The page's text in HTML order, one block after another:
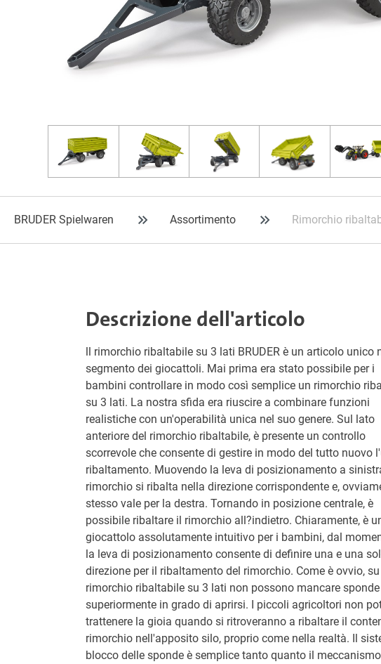
BRUDER Spielwaren Assortimento Rimorchio
Descrizione dell'articolo
ll rimorchio ribaltabile su 3 lati BRUDER è un articolo unico
segmento dei giocattoli. Mai prima era stato possibile per i
bambini controllare in modo così semplice un rimorchio
su 3 lati. La nostra sfida era riuscire a combinare funzioni
realistiche con un'operabilità unica nel suo genere. Sul lato
anteriore del rimorchio ribaltabile, è presente un controllo
scorrevole che consente di gestire in modo del tutto nuovo
ribaltamento. Muovendo la leva di posizionamento a
rimorchio si ribalta nella direzione corrispondente e,
stesso vale per la destra. Tornando in posizione centrale, è
possibile ribaltare il rimorchio all?indietro. Chiaramente, è
giocattolo assolutamente intuitivo per i bambini, dal
la leva di posizionamento consente di definire una e una
direzione per il ribaltamento del rimorchio. Come è ovvio,
rimorchio ribaltabile su 3 lati non possono mancare
superiormente in grado di aprirsi. I piccoli agricoltori non
trattenere la gioia quando si ritroveranno a ribaltare il
rimorchio nell'apposito silo, proprio come nella realtà. Il
blocco delle sponde è semplice tanto quanto il